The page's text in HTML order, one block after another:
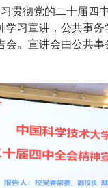
贯彻党的二十届四
习宣讲，公共事
。宣讲会由公共